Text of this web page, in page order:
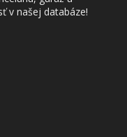
v našej databáze!